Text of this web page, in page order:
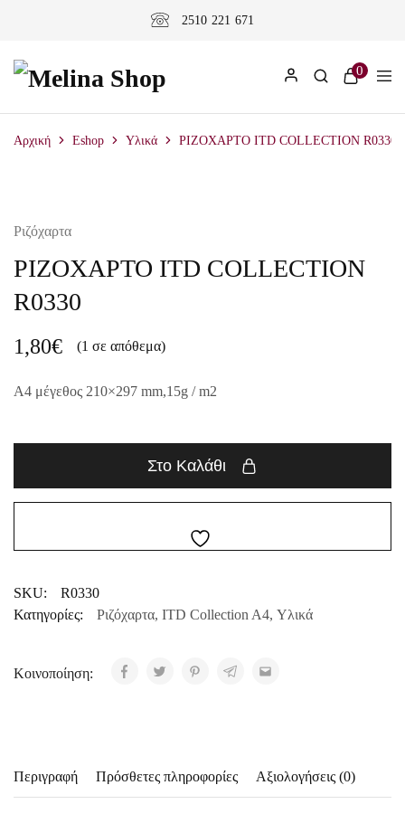
2510 221 671
0
Αρχική Eshop Υλικά ΡΙΖΟΧΑΡΤΟ ITD COLLECTION R0330
Ριζόχαρτα
ΡΙΖΟΧΑΡΤΟ ITD COLLECTION
R0330
1,80€ (1 σε απόθεμα)
A4 μέγεθος 210×297 mm,15g / m2
Στο Καλάθι
SKU:
R0330
Κατηγορίες:
Ριζόχαρτα, ITD Collection A4, Υλικά
Κοινοποίηση:
Περιγραφή Πρόσθετες πληροφορίες Αξιολογήσεις (0)